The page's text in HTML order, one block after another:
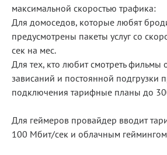
максимальной скоростью трафика:
Для домоседов, которые любят
предусмотрены пакеты услуг со
сек на мес.
Для тех, кто любит смотреть фильмы
зависаний и постоянной подгрузки
подключения тарифные планы до
Для геймеров провайдер вводит
100 Мбит/сек и облачным